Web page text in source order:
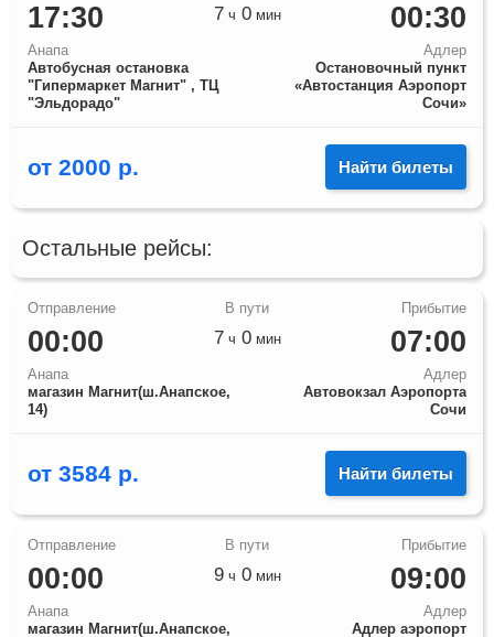
17:30
Анапа
Автобусная остановка
"Гипермаркет Магнит" , ТЦ
"Эльдорадо"
00:30
Адлер
Остановочный пункт
«Автостанция Аэропорт
Сочи»
7 ч 0мин
от 2000 р. Найти билеты
Остальные рейсы:
00:00
Анапа
магазин Магнит(ш.Анапское,
14)
07:00
Адлер
Автовокзал Аэропорта
Сочи
7 ч 0мин
от 3584 р. Найти билеты
00:00
Анапа
магазин Магнит(ш.Анапское,
09:00
Адлер
Адлер аэропорт
9ч 0мин